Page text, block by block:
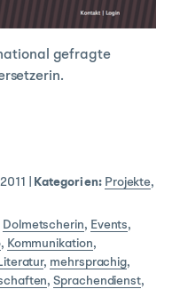
gefragte
Kategorien: Projekte,
Dolmetscherin, Events,
, Kommunikation,
, mehrsprachig,
,Sprachendienst,